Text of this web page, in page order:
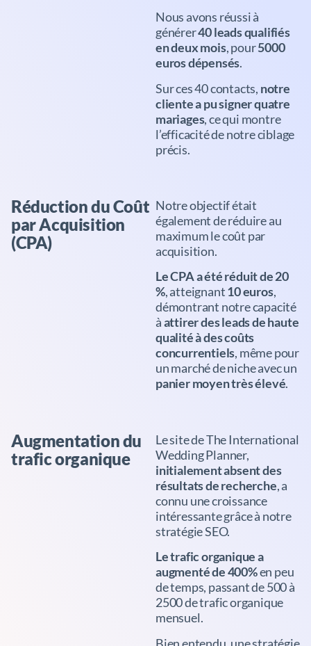
Nous avons réussi à
générer40 leads qualifiés
en deux mois, pour5000
euros dépensés.
Sur ces 40 contacts, notre
cliente a pu signer quatre
mariages, ce qui montre
l’efficacité de notre ciblage
précis.
Réduction du Coût
par Acquisition
(CPA)
Notre objectif était
également de réduire au
maximum le coût par
acquisition.
Le CPA a été réduit de 20
%, atteignant10 euros,
démontrant notre capacité
àattirer des leads de haute
qualité à des coûts
concurrentiels, même pour
un marché de niche avec un
panier moyen très élevé.
Augmentation du
trafic organique
Le site de The International
Wedding Planner,
initialement absent des
résultats de recherche, a
connu une croissance
intéressante grâce à notre
stratégie SEO.
Le trafic organique a
augmenté de 400%en peu
de temps, passant de 500 à
2500 de trafic organique
mensuel.
Bien entendu, une stratégie